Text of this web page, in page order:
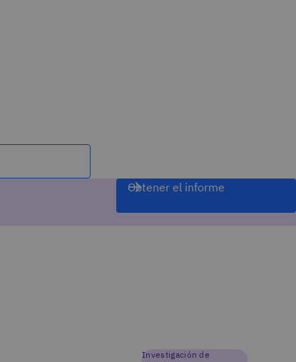
Obtener el informe
Investigación de